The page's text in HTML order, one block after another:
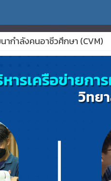
กำลังคนอาชีวศึกษา (CVM)